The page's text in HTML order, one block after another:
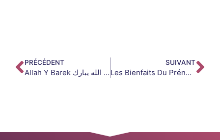
PRÉCÉDENT
Allah Y Barek الله يبارك : Signification, Comment Répondre Et Toutes Les Formules
SUIVANT
Les Bienfaits Du Prénom AbdAllah